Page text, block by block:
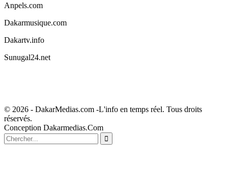
Anpels.com
Dakarmusique.com
Dakartv.info
Sunugal24.net
© 2026 - DakarMedias.com -L'info en temps réel. Tous droits
réservés.
Conception Dakarmedias.Com